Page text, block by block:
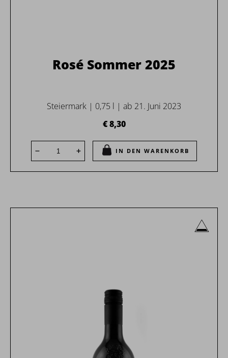
Rosé Sommer 2025
Steiermark | 0,75 l | ab 21. Juni 2023
€ 8,30
IN DEN WARENKORB